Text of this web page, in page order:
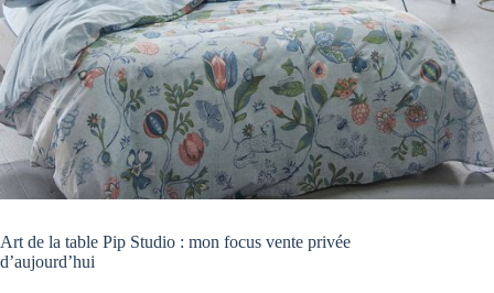
Art de la table Pip Studio : mon focus vente privée
d’aujourd’hui